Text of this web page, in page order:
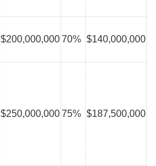
$200,000,00070% $140,000,000
$250,000,00075% $187,500,000